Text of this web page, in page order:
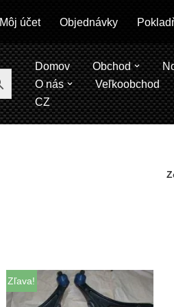
Môj účet Objednávky
Domov Obchod
O nás
Veľkoobchod
CZ
Zľava!